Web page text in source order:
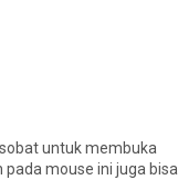
untuk membuka
mouse ini juga bisa